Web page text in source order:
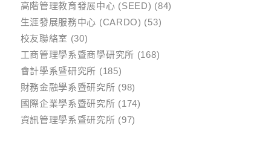
高階管理教育發展中心 (SEED) (84)
生涯發展服務中心 (CARDO) (53)
校友聯絡室 (30)
工商管理學系暨商學研究所 (168)
會計學系暨研究所 (185)
財務金融學系暨研究所 (98)
國際企業學系暨研究所 (174)
資訊管理學系暨研究所 (97)